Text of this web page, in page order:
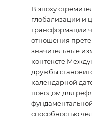
В эпоху
глобализации и
трансформации
отношения
значительные
контексте
дружбы
календарной
поводом для
способностью